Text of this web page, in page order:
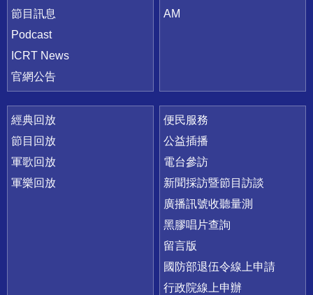
節目訊息
Podcast
ICRT News
官網公告
AM
經典回放
節目回放
軍歌回放
軍樂回放
便民服務
公益插播
電台參訪
新聞採訪暨節目訪談
廣播訊號收聽量測
黑膠唱片查詢
留言版
國防部退伍令線上申請
行政院線上申辦